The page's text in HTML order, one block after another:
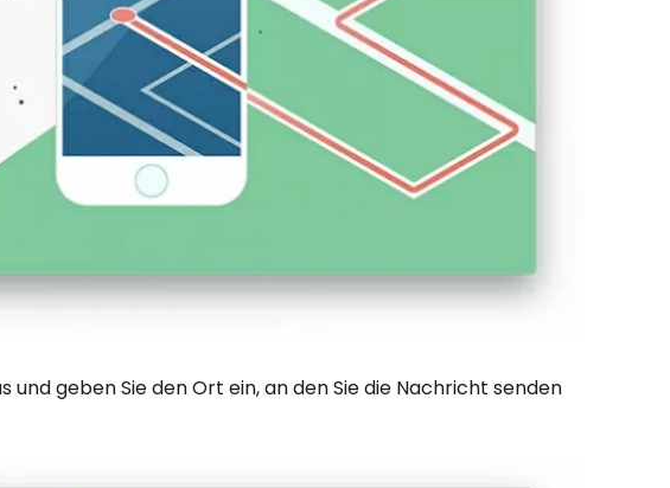
geben Sie den Ort ein, an den Sie die Nachricht senden